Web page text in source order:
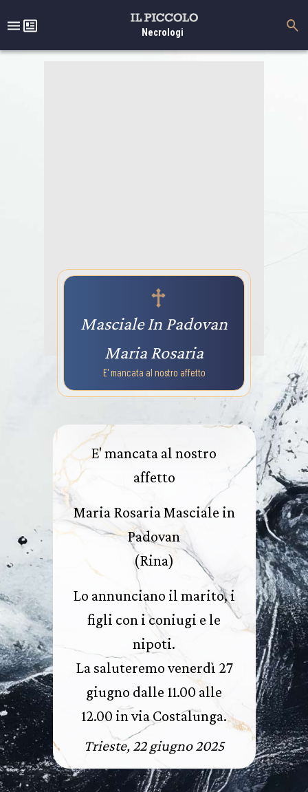
Necrologi
Masciale In Padovan
Maria Rosaria
E' mancata al nostro affetto
E' mancata al nostro
affetto
Maria Rosaria Masciale in
Padovan
(Rina)
Lo annunciano il marito, i
figli con i coniugi e le
nipoti.
La saluteremo venerdì 27
giugno dalle 11.00 alle
12.00 in via Costalunga.
Trieste, 22 giugno 2025